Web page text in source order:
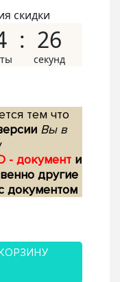
скидки
25
тем что
Вы в
- документ и
другие
документом